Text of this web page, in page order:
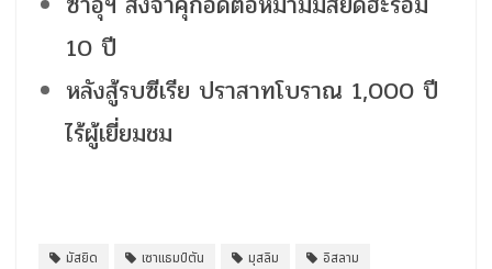
10 ปี
หลังสู้รบซีเรีย ปราสาทโบราณ 1,000 ปี
ไร้ผู้เยี่ยมชม
มัสยิด เซาแธมป์ตัน มุสลิม
อิสลาม